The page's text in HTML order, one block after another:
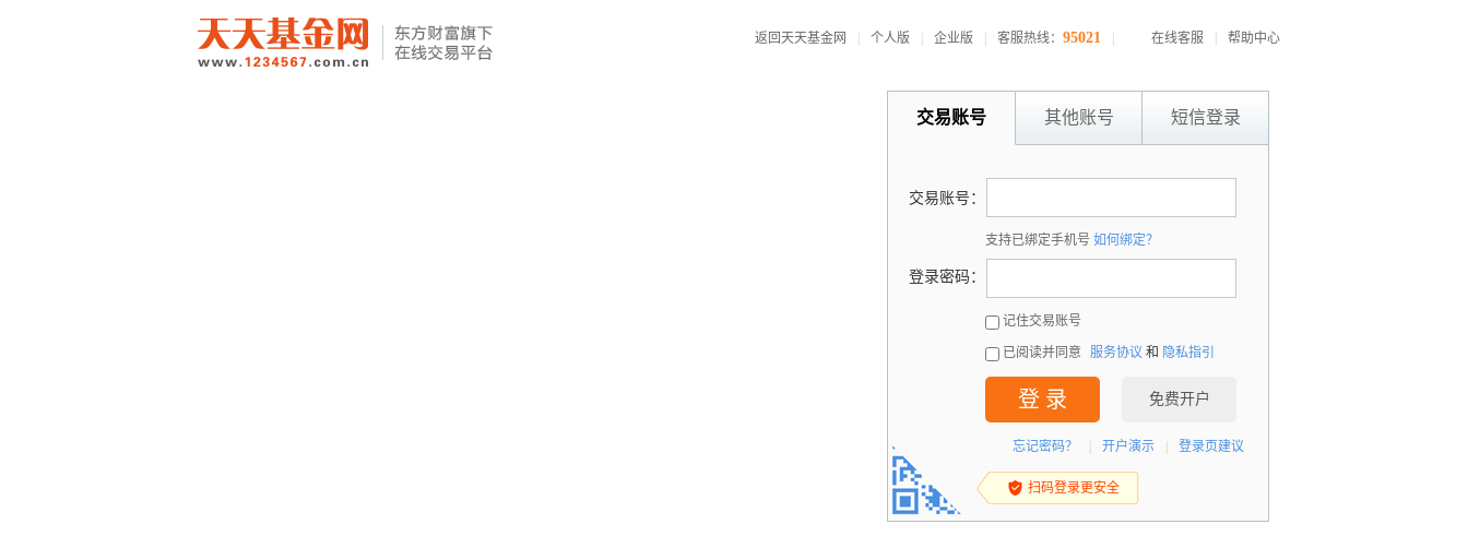
返回天天基金网 个人版 企业版 客服热线： 95021 在线客服 帮助中心
交易账号 其他账号 短信登录
交易账号：
支持已绑定手机号 如何绑定？
登录密码：
记住交易账号
已阅读并同意 服务协议 和 隐私指引
登 录 免费开户
忘记密码？ 开户演示 登录页建议
扫码登录更安全